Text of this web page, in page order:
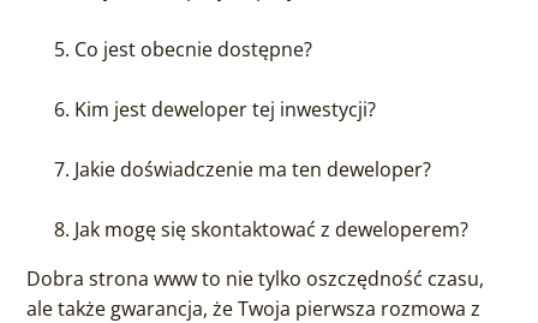
Co jest obecnie dostępne?
Kim jest deweloper tej inwestycji?
Jakie doświadczenie ma ten deweloper?
Jak mogę się skontaktować z deweloperem?
Dobra strona www to nie tylko oszczędność czasu,
ale także gwarancja, że Twoja pierwsza rozmowa z